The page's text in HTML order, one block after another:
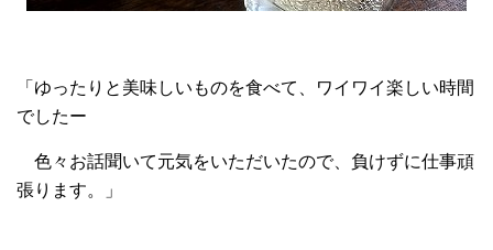
「ゆったりと美味しいものを食べて、ワイワイ楽しい時間
でしたー
色々お話聞いて元気をいただいたので、負けずに仕事頑
張ります。」